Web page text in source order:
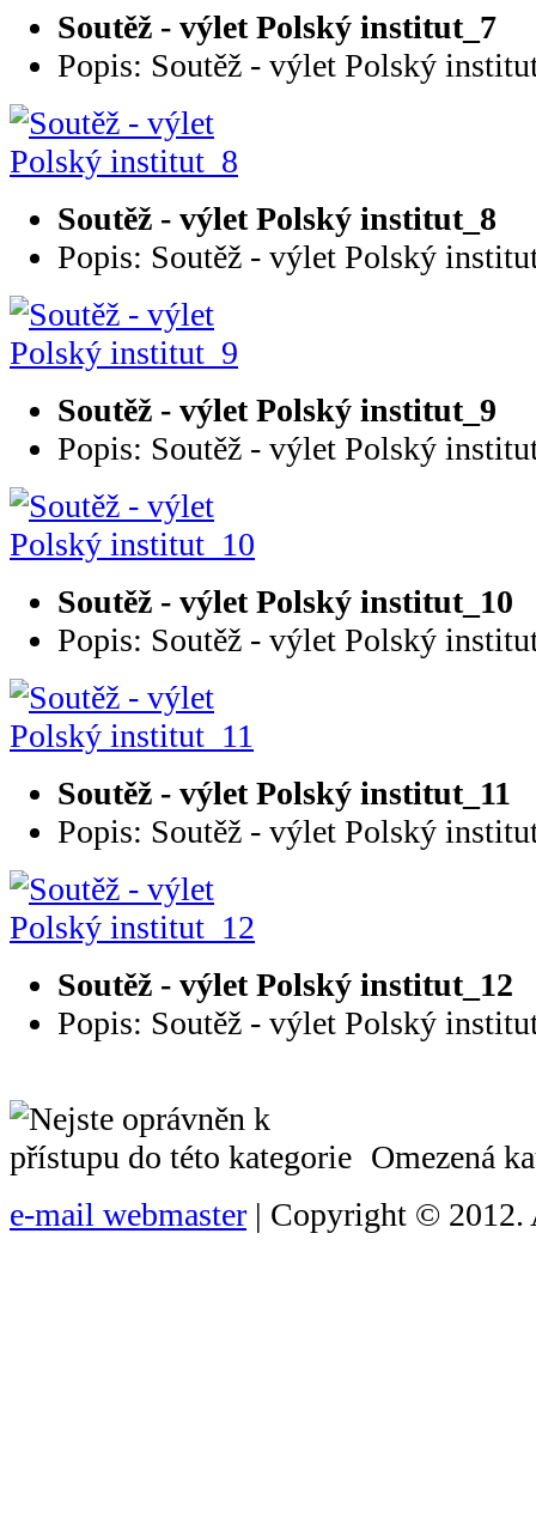
Soutěž - výlet Polský institut_7
Popis: Soutěž - výlet Polský
Soutěž - výlet Polský institut_8
Popis: Soutěž - výlet Polský
Soutěž - výlet Polský institut_9
Popis: Soutěž - výlet Polský
Soutěž - výlet Polský institut_10
Popis: Soutěž - výlet Polský
Soutěž - výlet Polský institut_11
Popis: Soutěž - výlet Polský
Soutěž - výlet Polský institut_12
Popis: Soutěž - výlet Polský
Omezená
e-mail webmaster | Copyright © 2012.